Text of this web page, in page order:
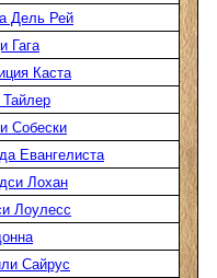
Дель Рей
Гага
Каста
Собески
Евангелиста
Лохан
Лоулесс
Сайрус